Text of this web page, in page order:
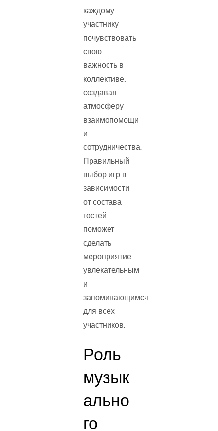
каждому
участнику
почувствовать
свою
важность в
коллективе,
создавая
атмосферу
взаимопомощи
и
сотрудничества.
Правильный
выбор игр в
зависимости
от состава
гостей
поможет
сделать
мероприятие
увлекательным
и
запоминающимся
для всех
участников.
Роль
музык
ально
го